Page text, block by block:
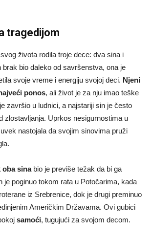
tragedijom
života rodila troje dece: dva sina i
brak bio daleko od savršenstva, ona je
svoje vreme i energiju svojoj deci. Njeni
ponos, ali život je za nju imao teške
završio u ludnici, a najstariji sin je često
zlostavljanja. Uprkos nesigurnostima u
nastojala da svojim sinovima pruži
oba sinabio je previše težak da bi ga
je poginuo tokom rata u Potočarima, kada
iz Srebrenice, dok je drugi preminuo
Američkim Državama. Ovi gubici
samoći, tugujući za svojom decom.